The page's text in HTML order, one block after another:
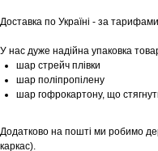
Доставка по Україні - за
У нас дуже надійна упаковка
шар стрейч плівки
шар поліпропілену
шар гофрокартону, що
Додатково на пошті ми робимо
каркас).